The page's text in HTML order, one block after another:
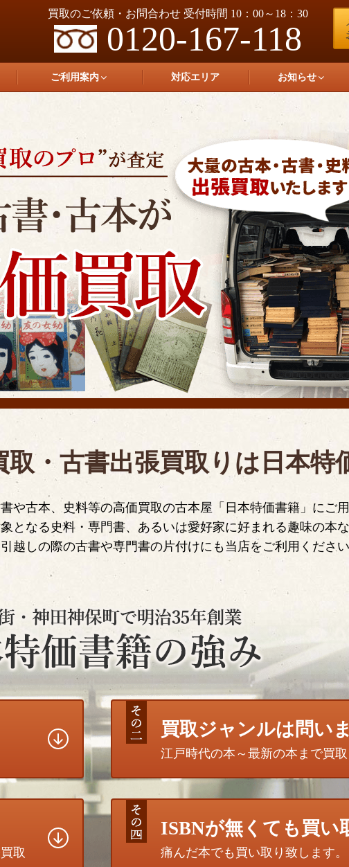
買取のご依頼・お問合わせ 受付時間 10：00～18：30
0120-167-118
ご利用案内 対応エリア お知らせ
・古書出張買取りは日本特
や古本、史料等の高価買取の古本屋「日本特価書籍」にご用
となる史料・専門書、あるいは愛好家に好まれる趣味の本
越しの際の古書や専門書の片付けにも当店をご利用ください
買取ジャンルは問い
江戸時代の本～最新の本まで買取
取
ISBNが無くても買い
痛んだ本でも買い取り致します。